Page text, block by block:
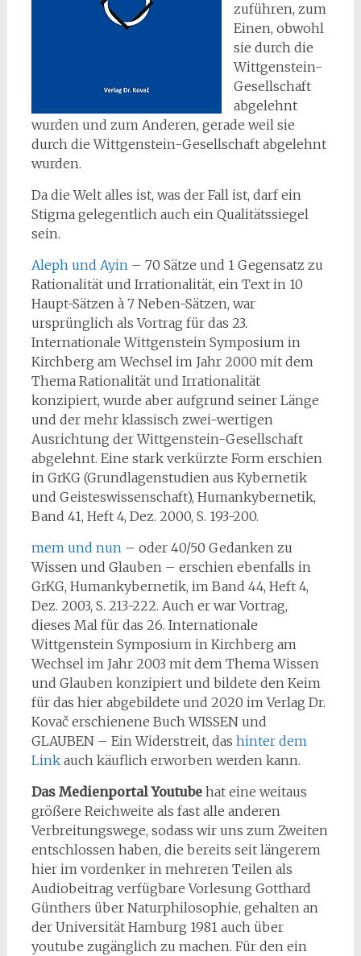
zuführen, zum
Einen, obwohl
sie durch die
Wittgenstein-
Gesellschaft
abgelehnt
wurden und zum Anderen, gerade weil sie
durch die Wittgenstein-Gesellschaft abgelehnt
wurden.
Da die Welt alles ist, was der Fall ist, darf ein
Stigma gelegentlich auch ein Qualitätssiegel
sein.
Aleph und Ayin– 70 Sätze und 1 Gegensatz zu
Rationalität und Irrationalität, ein Text in 10
Haupt-Sätzen à 7 Neben-Sätzen, war
ursprünglich als Vortrag für das 23.
Internationale Wittgenstein Symposium in
Kirchberg am Wechsel im Jahr 2000 mit dem
Thema Rationalität und Irrationalität
konzipiert, wurde aber aufgrund seiner Länge
und der mehr klassisch zwei-wertigen
Ausrichtung der Wittgenstein-Gesellschaft
abgelehnt. Eine stark verkürzte Form erschien
in GrKG (Grundlagenstudien aus Kybernetik
und Geisteswissenschaft), Humankybernetik,
Band 41, Heft 4, Dez. 2000, S. 193-200.
mem und nun– oder 40/50 Gedanken zu
Wissen und Glauben – erschien ebenfalls in
GrKG, Humankybernetik, im Band 44, Heft 4,
Dez. 2003, S. 213-222. Auch er war Vortrag,
dieses Mal für das 26. Internationale
Wittgenstein Symposium in Kirchberg am
Wechsel im Jahr 2003 mit dem Thema Wissen
und Glauben konzipiert und bildete den Keim
für das hier abgebildete und 2020 im Verlag Dr.
Kovač erschienene Buch WISSEN und
GLAUBEN – Ein Widerstreit, das hinter dem
Linkauch käuflich erworben werden kann.
Das Medienportal Youtubehat eine weitaus
größere Reichweite als fast alle anderen
Verbreitungswege, sodass wir uns zum Zweiten
entschlossen haben, die bereits seit längerem
hier im vordenker in mehreren Teilen als
Audiobeitrag verfügbare Vorlesung Gotthard
Günthers über Naturphilosophie, gehalten an
der Universität Hamburg 1981 auch über
youtube zugänglich zu machen. Für den ein